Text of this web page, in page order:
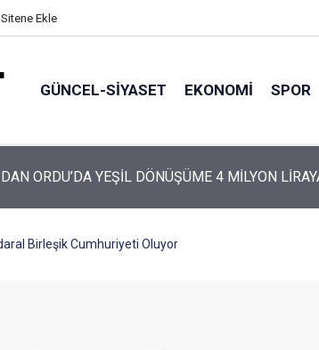
Sitene Ekle
GÜNCEL-SIYASET EKONOMI SPOR
ORDU’DAKİ 69 KİŞİLİK KURUCU
Birleşik Cumhuriyeti Oluyor